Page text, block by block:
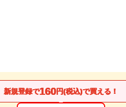
新規登録で160円(税込)で買える！